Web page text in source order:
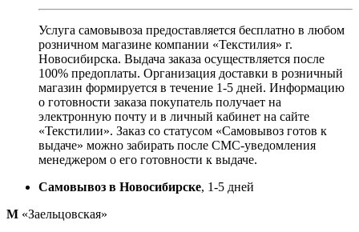
Услуга самовывоза предоставляется бесплатно в любом
розничном магазине компании «Текстилия» г.
Новосибирска. Выдача заказа осуществляется после
100% предоплаты. Организация доставки в розничный
магазин формируется в течение 1-5 дней. Информацию
о готовности заказа покупатель получает на
электронную почту и в личный кабинет на сайте
«Текстилии». Заказ со статусом «Самовывоз готов к
выдаче» можно забирать после СМС-уведомления
менеджером о его готовности к выдаче.
Самовывоз в Новосибирске, 1-5 дней
М «Заельцовская»